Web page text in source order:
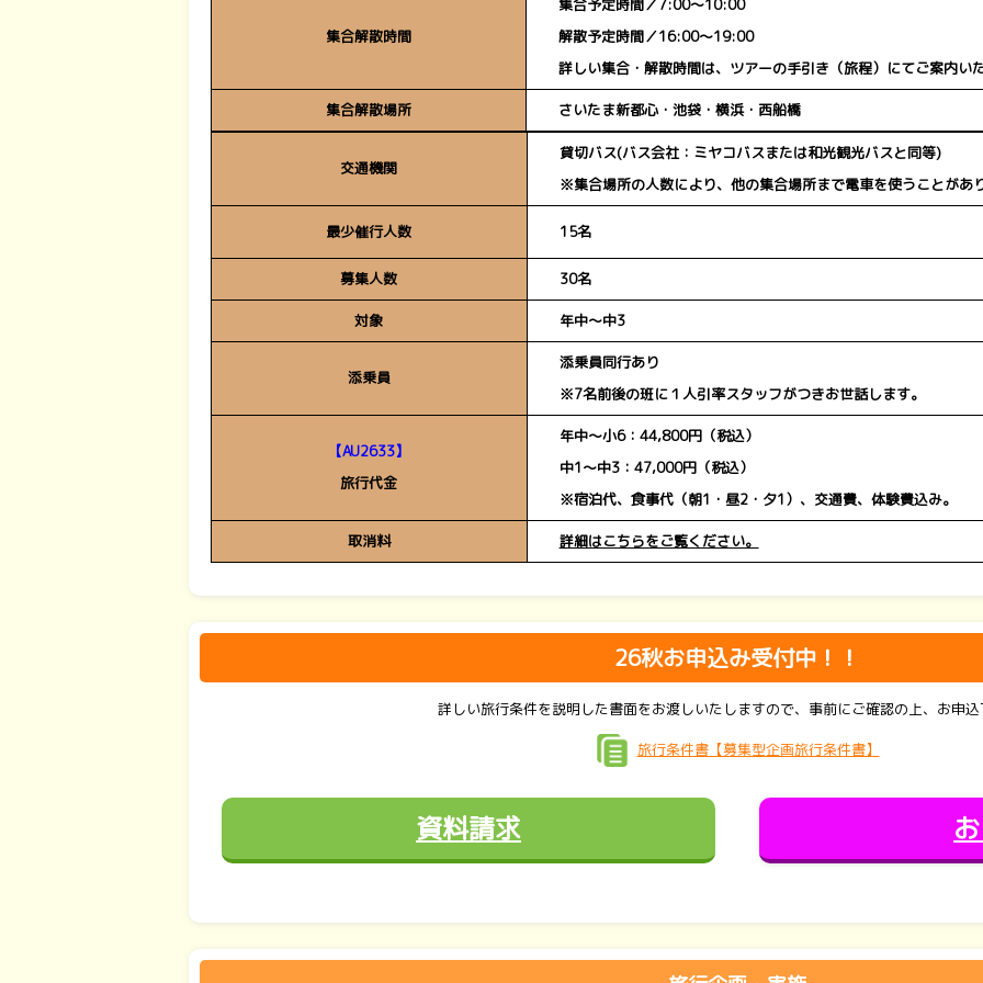
集合解散時間
集合予定時間／7:00～10:00
解散予定時間／16:00～19:00
詳しい集合・解散時間は、ツアーの手引き（旅程）にてご案内い
集合解散場所 さいたま新都心・池袋・横浜・西船橋
交通機関
貸切バス(バス会社：ミヤコバスまたは和光観光バスと同等)
※集合場所の人数により、他の集合場所まで電車を使うことがあ
最少催行人数 15名
募集人数 30名
対象 年中～中3
添乗員
添乗員同行あり
※7名前後の班に１人引率スタッフがつきお世話します。
【AU2633】
旅行代金
年中～小6：44,800円（税込）
中1～中3：47,000円（税込）
※宿泊代、食事代（朝1・昼2・夕1）、交通費、体験費込み。
取消料 詳細はこちらをご覧ください。
26秋お申込み受付中！！
詳しい旅行条件を説明した書面をお渡しいたしますので、事前にご確認の上、お申込
旅行条件書【募集型企画旅行条件書】
資料請求